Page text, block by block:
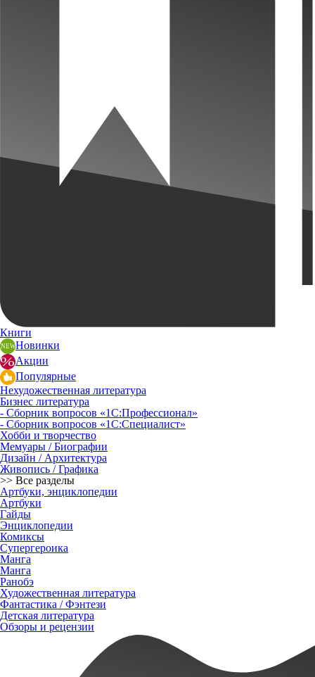
Книги
Новинки
Акции
Популярные
Нехудожественная литература
Бизнес литература
- Сборник вопросов «1С:Профессионал»
- Сборник вопросов «1С:Специалист»
Хобби и творчество
Мемуары / Биографии
Дизайн / Архитектура
Живопись / Графика
>> Все разделы
Артбуки, энциклопедии
Артбуки
Гайды
Энциклопедии
Комиксы
Супергероика
Манга
Манга
Ранобэ
Художественная литература
Фантастика / Фэнтези
Детская литература
Обзоры и рецензии